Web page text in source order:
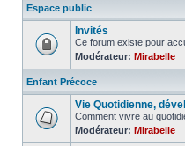
Espace public
Invités
Ce forum existe pour
Modérateur: Mirabelle
Enfant Précoce
Vie Quotidienne,
Comment vivre au
Modérateur: Mirabelle